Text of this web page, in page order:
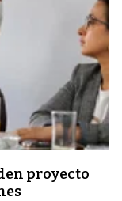
proyecto